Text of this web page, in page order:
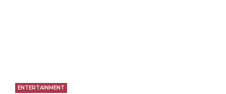
ENTERTAINMENT